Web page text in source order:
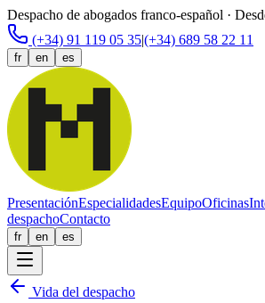
Despacho de abogados franco-español ·
(+34) 91 119 05 35|(+34) 689 58 22 11
fr en es
PresentaciónEspecialidadesEquipoOficinas
despachoContacto
fr en es
Vida del despacho